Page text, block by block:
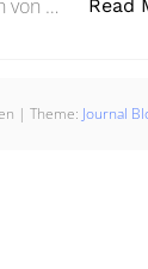
von …
Read
|Theme: Journal